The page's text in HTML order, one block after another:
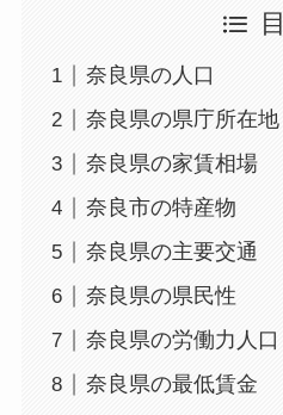
奈良県の人口
奈良県の県庁所在地
奈良県の家賃相場
奈良市の特産物
奈良県の主要交通
奈良県の県民性
奈良県の労働力人口
奈良県の最低賃金